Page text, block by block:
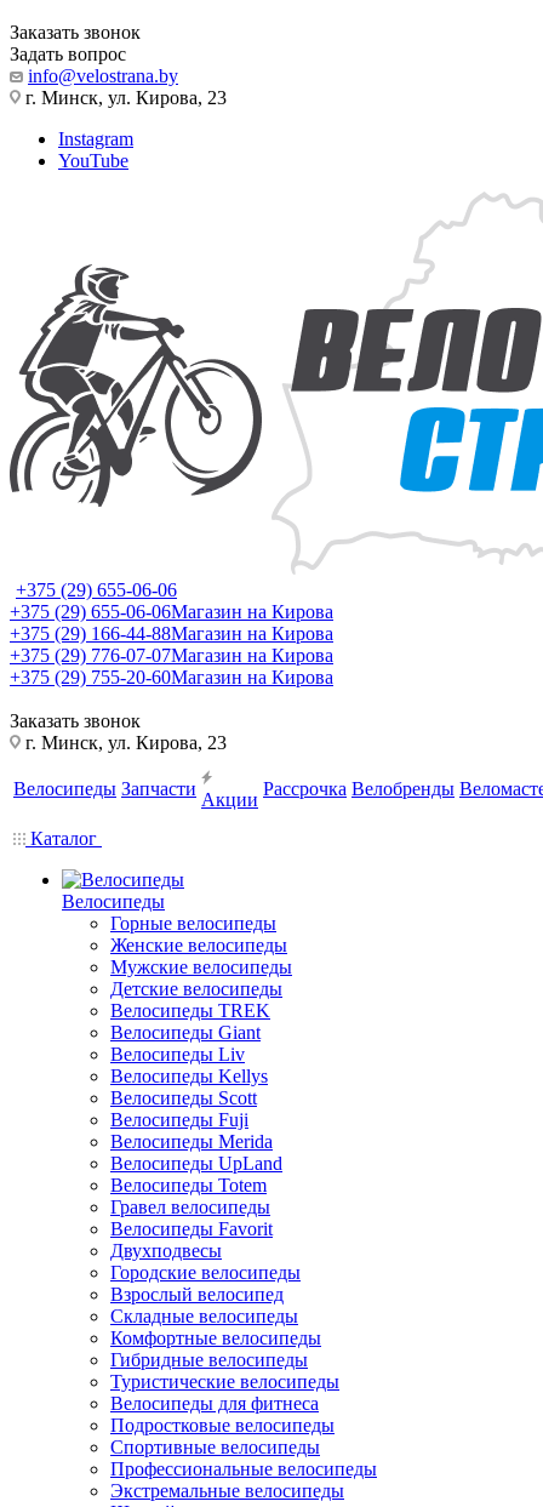
Заказать звонок
Задать вопрос
info@velostrana.by
г. Минск, ул. Кирова, 23
Instagram
YouTube
+375 (29) 655-06-06
+375 (29) 655-06-06Магазин на Кирова
+375 (29) 166-44-88Магазин на Кирова
+375 (29) 776-07-07Магазин на Кирова
+375 (29) 755-20-60Магазин на Кирова
Заказать звонок
г. Минск, ул. Кирова, 23
Велосипеды Запчасти
Акции
Рассрочка Велобренды
Каталог
Велосипеды
Горные велосипеды
Женские велосипеды
Мужские велосипеды
Детские велосипеды
Велосипеды TREK
Велосипеды Giant
Велосипеды Liv
Велосипеды Kellys
Велосипеды Scott
Велосипеды Fuji
Велосипеды Merida
Велосипеды UpLand
Велосипеды Totem
Гравел велосипеды
Велосипеды Favorit
Двухподвесы
Городские велосипеды
Взрослый велосипед
Складные велосипеды
Комфортные велосипеды
Гибридные велосипеды
Туристические велосипеды
Велосипеды для фитнеса
Подростковые велосипеды
Спортивные велосипеды
Профессиональные велосипеды
Экстремальные велосипеды